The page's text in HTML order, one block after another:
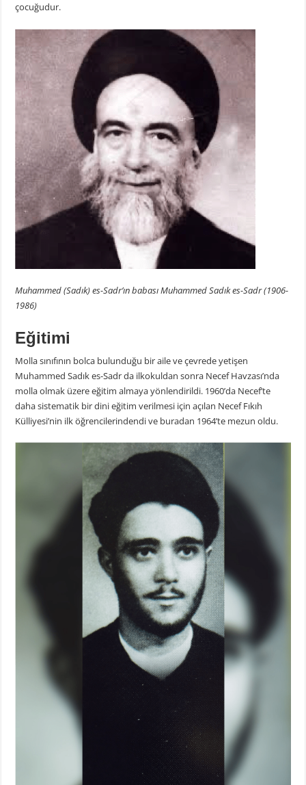
çocuğudur.
Muhammed (Sadık) es-Sadr’ın babası Muhammed Sadık es-Sadr (1906-
1986)
Eğitimi
Molla sınıfının bolca bulunduğu bir aile ve çevrede yetişen
Muhammed Sadık es-Sadr da ilkokuldan sonra Necef Havzası’nda
molla olmak üzere eğitim almaya yönlendirildi. 1960’da Necef’te
daha sistematik bir dini eğitim verilmesi için açılan Necef Fıkıh
Külliyesi’nin ilk öğrencilerindendi ve buradan 1964’te mezun oldu.